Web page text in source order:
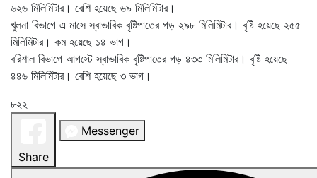
৬২৬ মিলিমিটার। বেশি হয়েছে ৬৯ মিলিমিটার।
খুলনা বিভাগে এ মাসে স্বাভাবিক বৃষ্টিপাতের গড় ২৯৮ মিলিমিটার। বৃষ্টি হয়েছে ২৫৫
মিলিমিটার। কম হয়েছে ১৪ ভাগ।
বরিশাল বিভাগে আগস্টে স্বাভাবিক বৃষ্টিপাতের গড় ৪৩৩ মিলিমিটার। বৃষ্টি হয়েছে
৪৪৬ মিলিমিটার। বেশি হয়েছে ৩ ভাগ।
৮২২
Share
Messenger